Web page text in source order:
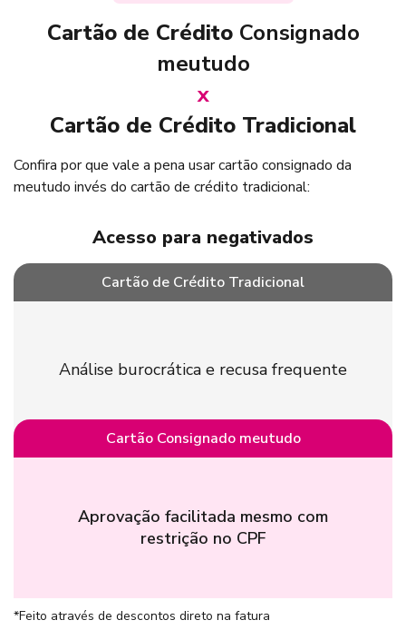
à margem disponível. Utilize seu crédito apenas quando
Cartão de Crédito Consignado
meutudo
x
Cartão de Crédito Tradicional
Confira por que vale a pena usar cartão consignado da
meutudo invés do cartão de crédito tradicional:
Acesso para negativados
Cartão de Crédito Tradicional
Análise burocrática e recusa frequente
Cartão Consignado meutudo
Aprovação facilitada mesmo com
restrição no CPF
*Feito através de descontos direto na fatura